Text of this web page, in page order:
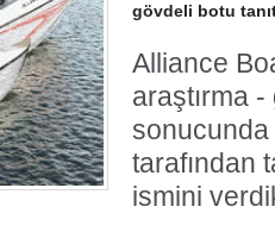
gövdeli botu
Alliance
araştırma -
sonucunda
tarafından
ismini